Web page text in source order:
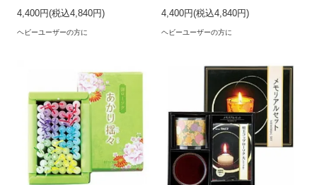
4,400円(税込4,840円)
ヘビーユーザーの方に
4,400円(税込4,840円)
ヘビーユーザーの方に